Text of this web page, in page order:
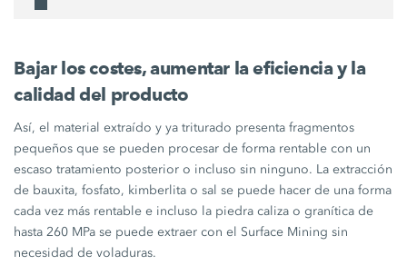
Bajar los costes, aumentar la eficiencia y la
calidad del producto
Así, el material extraído y ya triturado presenta fragmentos
pequeños que se pueden procesar de forma rentable con un
escaso tratamiento posterior o incluso sin ninguno. La extracción
de bauxita, fosfato, kimberlita o sal se puede hacer de una forma
cada vez más rentable e incluso la piedra caliza o granítica de
hasta 260 MPa se puede extraer con el Surface Mining sin
necesidad de voladuras.